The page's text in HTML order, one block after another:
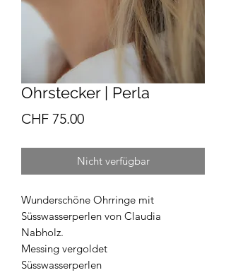
Ohrstecker | Perla
CHF 75.00Preis
Nicht verfügbar
Wunderschöne Ohrringe mit
Süsswasserperlen von Claudia
Nabholz.
Messing vergoldet
Süsswasserperlen